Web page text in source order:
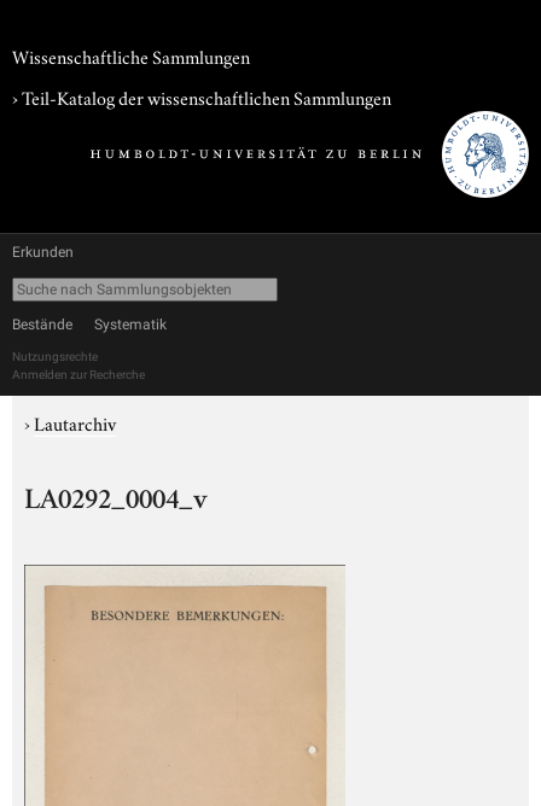
Wissenschaftliche Sammlungen
› Teil-Katalog der wissenschaftlichen Sammlungen
Erkunden
Bestände Systematik
Nutzungsrechte
Anmelden zur Recherche
›Lautarchiv
LA0292_0004_v